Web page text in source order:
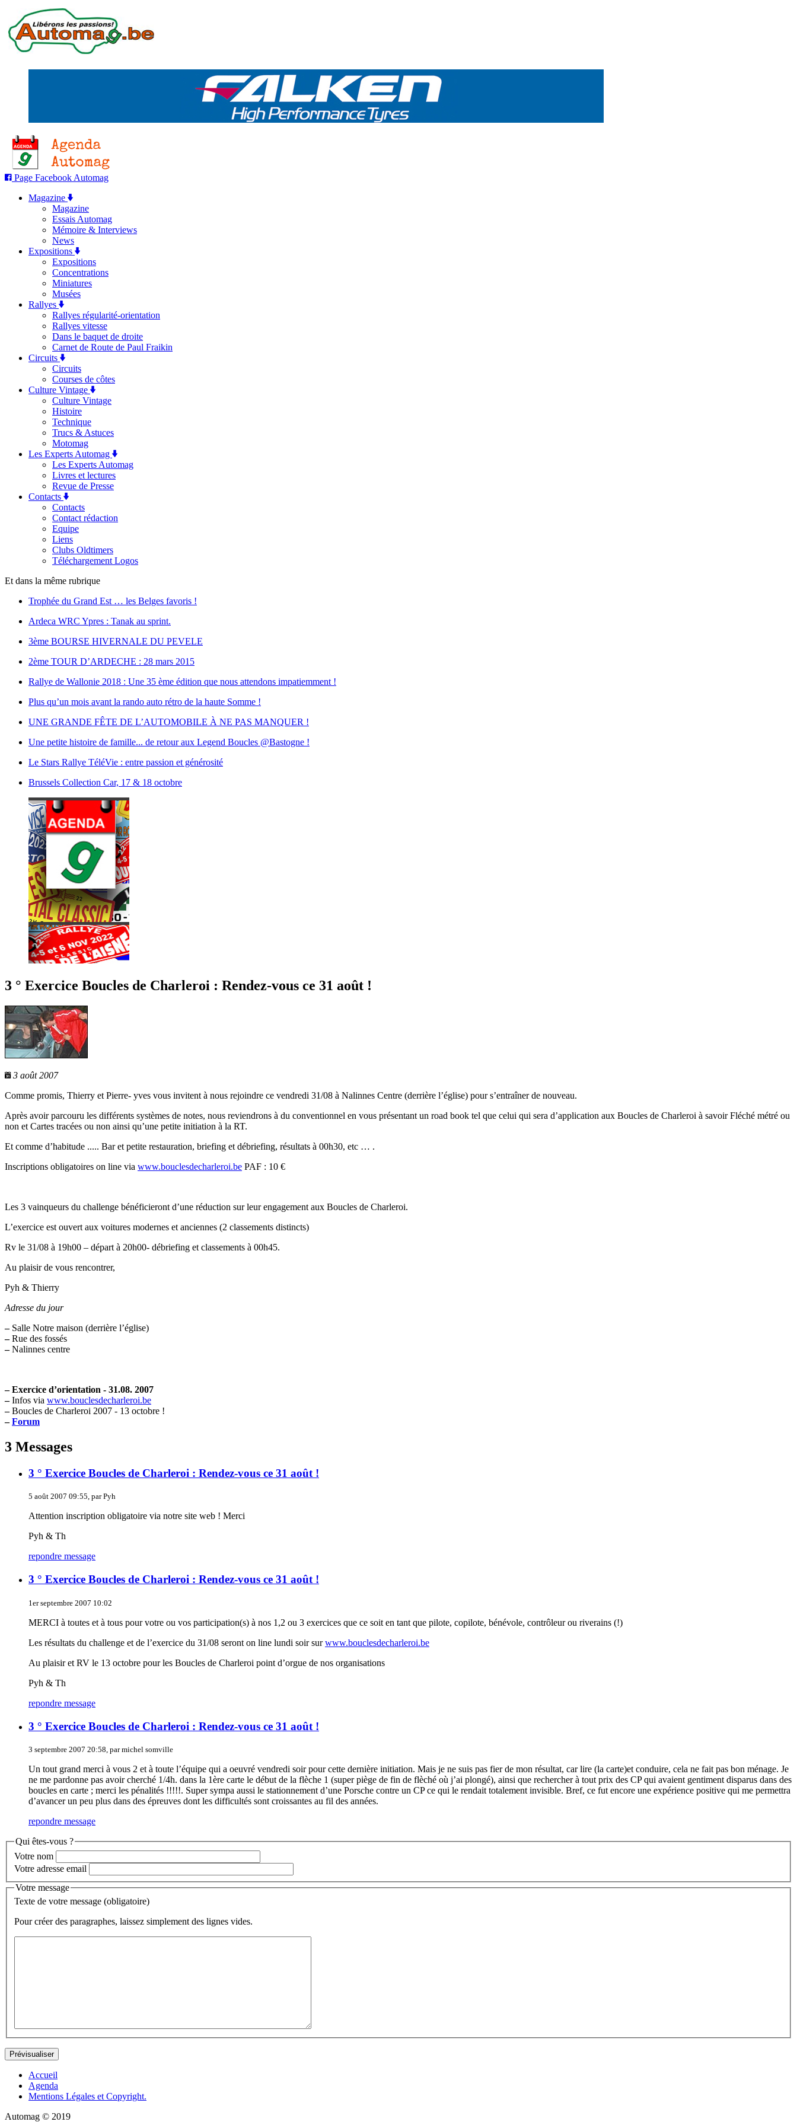
Page Facebook Automag
Magazine
Magazine
Essais Automag
Mémoire & Interviews
News
Expositions
Expositions
Concentrations
Miniatures
Musées
Rallyes
Rallyes régularité-orientation
Rallyes vitesse
Dans le baquet de droite
Carnet de Route de Paul Fraikin
Circuits
Circuits
Courses de côtes
Culture Vintage
Culture Vintage
Histoire
Technique
Trucs & Astuces
Motomag
Les Experts Automag
Les Experts Automag
Livres et lectures
Revue de Presse
Contacts
Contacts
Contact rédaction
Equipe
Liens
Clubs Oldtimers
Téléchargement Logos
Et dans la même rubrique
Trophée du Grand Est … les Belges favoris !
Ardeca WRC Ypres : Tanak au sprint.
3ème BOURSE HIVERNALE DU PEVELE
2ème TOUR D’ARDECHE : 28 mars 2015
Rallye de Wallonie 2018 : Une 35 ème édition que nous attendons impatiemment !
Plus qu’un mois avant la rando auto rétro de la haute Somme !
UNE GRANDE FÊTE DE L’AUTOMOBILE À NE PAS MANQUER !
Une petite histoire de famille... de retour aux Legend Boucles @Bastogne !
Le Stars Rallye TéléVie : entre passion et générosité
Brussels Collection Car, 17 & 18 octobre
3 ° Exercice Boucles de Charleroi : Rendez-vous ce 31 août !
3 août 2007
Comme promis, Thierry et Pierre- yves vous invitent à nous rejoindre ce vendredi 31/08 à Nalinnes Centre (derrière l’église) pour s’entraîner de nouveau.
Après avoir parcouru les différents systèmes de notes, nous reviendrons à du conventionnel en vous présentant un road book tel que celui qui sera d’application aux Boucles de Charleroi à savoir Fléché métré ou
non et Cartes tracées ou non ainsi qu’une petite initiation à la RT.
Et comme d’habitude ..... Bar et petite restauration, briefing et débriefing, résultats à 00h30, etc … .
Inscriptions obligatoires on line via www.bouclesdecharleroi.be PAF : 10 €
Les 3 vainqueurs du challenge bénéficieront d’une réduction sur leur engagement aux Boucles de Charleroi.
L’exercice est ouvert aux voitures modernes et anciennes (2 classements distincts)
Rv le 31/08 à 19h00 – départ à 20h00- débriefing et classements à 00h45.
Au plaisir de vous rencontrer,
Pyh & Thierry
Adresse du jour
–Salle Notre maison (derrière l’église)
–Rue des fossés
–Nalinnes centre
– Exercice d’orientation - 31.08. 2007
–Infos via www.bouclesdecharleroi.be
–Boucles de Charleroi 2007 - 13 octobre !
– Forum
3 Messages
3 ° Exercice Boucles de Charleroi : Rendez-vous ce 31 août !
5 août 2007 09:55, par Pyh
Attention inscription obligatoire via notre site web ! Merci
Pyh & Th
repondre message
3 ° Exercice Boucles de Charleroi : Rendez-vous ce 31 août !
1er septembre 2007 10:02
MERCI à toutes et à tous pour votre ou vos participation(s) à nos 1,2 ou 3 exercices que ce soit en tant que pilote, copilote, bénévole, contrôleur ou riverains (!)
Les résultats du challenge et de l’exercice du 31/08 seront on line lundi soir surwww.bouclesdecharleroi.be
Au plaisir et RV le 13 octobre pour les Boucles de Charleroi point d’orgue de nos organisations
Pyh & Th
repondre message
3 ° Exercice Boucles de Charleroi : Rendez-vous ce 31 août !
3 septembre 2007 20:58, par michel somville
Un tout grand merci à vous 2 et à toute l’équipe qui a oeuvré vendredi soir pour cette dernière initiation. Mais je ne suis pas fier de mon résultat, car lire (la carte)et conduire, cela ne fait pas bon ménage. Je
ne me pardonne pas avoir cherché 1/4h. dans la 1ère carte le début de la flèche 1 (super piège de fin de flèché où j’ai plongé), ainsi que rechercher à tout prix des CP qui avaient gentiment disparus dans des
boucles en carte ; merci les pénalités !!!!!. Super sympa aussi le stationnement d’une Porsche contre un CP ce qui le rendait totalement invisible. Bref, ce fut encore une expérience positive qui me permettra
d’avancer un peu plus dans des épreuves dont les difficultés sont croissantes au fil des années.
repondre message
Qui êtes-vous ?
Votre nom
Votre adresse email
Votre message
Texte de votre message (obligatoire)
Pour créer des paragraphes, laissez simplement des lignes vides.
Accueil
Agenda
Mentions Légales et Copyright.
Automag © 2019